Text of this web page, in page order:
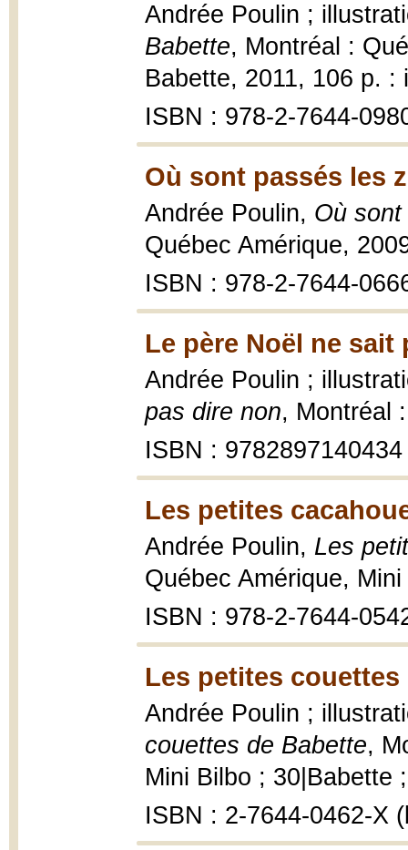
Andrée Poulin ;
Babette, Montréal :
Babette, 2011, 106 p. :
ISBN : 978-2-7644-
Où sont passés les
Andrée Poulin, Où
Québec Amérique,
ISBN : 978-2-7644-
Le père Noël ne sait
Andrée Poulin ;
pas dire non, Montréal
ISBN : 9782897140434
Les petites
Andrée Poulin, Les
Québec Amérique,
ISBN : 978-2-7644-
Les petites couettes
Andrée Poulin ;
couettes de Babette,
Mini Bilbo ; 30|Babette
ISBN : 2-7644-0462-X